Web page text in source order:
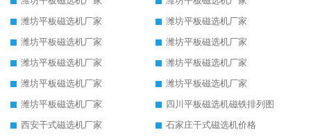
潍坊平板磁选机厂家
潍坊平板磁选机厂家
潍坊平板磁选机厂家
潍坊平板磁选机厂家
潍坊平板磁选机厂家
潍坊平板磁选机厂家
潍坊平板磁选机厂家
潍坊平板磁选机厂家
潍坊平板磁选机厂家
四川平板磁选机磁铁排列图
西安干式磁选机厂家
石家庄干式磁选机价格